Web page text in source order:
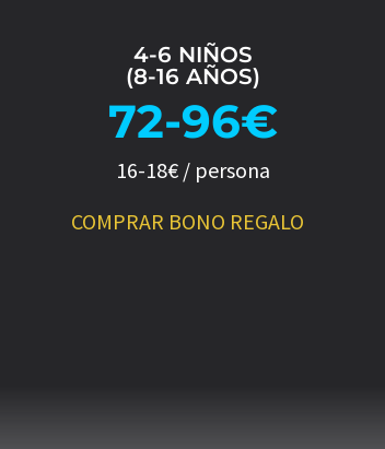
4-6 NIÑOS
(8-16 AÑOS)
72-96€
16-18€ / persona
COMPRAR BONO REGALO